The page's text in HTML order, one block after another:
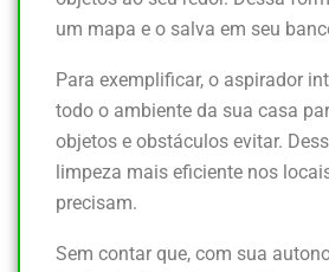
um mapa e o salva em seu
Para exemplificar, o aspirador
todo o ambiente da sua casa
objetos e obstáculos evitar.
limpeza mais eficiente nos
precisam.
Sem contar que, com sua